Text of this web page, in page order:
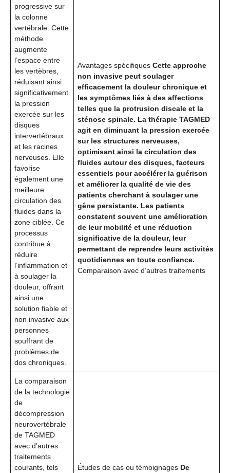
progressive sur
la colonne
vertébrale. Cette
méthode
augmente
l’espace entre
les vertèbres,
réduisant ainsi
significativement
la pression
exercée sur les
disques
intervertébraux
et les racines
nerveuses. Elle
favorise
également une
meilleure
circulation des
fluides dans la
zone ciblée. Ce
processus
contribue à
réduire
l’inflammation et
à soulager la
douleur, offrant
ainsi une
solution fiable et
non invasive aux
personnes
souffrant de
problèmes de
dos chroniques.
Avantages spécifiques Cette approche
non invasive peut soulager
efficacement la douleur chronique et
les symptômes liés à des affections
telles que la protrusion discale et la
sténose spinale. La thérapie TAGMED
agit en diminuant la pression exercée
sur les structures nerveuses,
optimisant ainsi la circulation des
fluides autour des disques, facteurs
essentiels pour accélérer la guérison
et améliorer la qualité de vie des
patients cherchant à soulager une
gêne persistante. Les patients
constatent souvent une amélioration
de leur mobilité et une réduction
significative de la douleur, leur
permettant de reprendre leurs activités
quotidiennes en toute confiance.
Comparaison avec d’autres traitements
La comparaison
de la technologie
de
décompression
neurovertébrale
de TAGMED
avec d’autres
traitements
courants, tels
Études de cas ou témoignages De